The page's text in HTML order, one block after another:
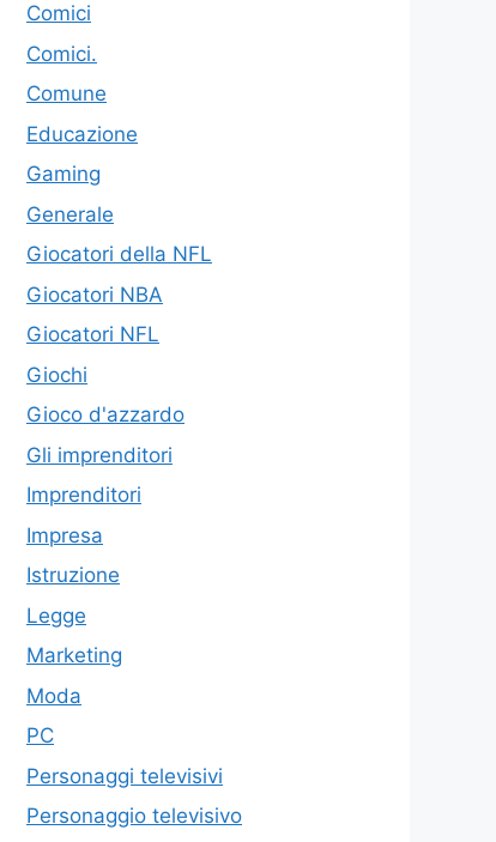
Comici
Comici.
Comune
Educazione
Gaming
Generale
Giocatori della NFL
Giocatori NBA
Giocatori NFL
Giochi
Gioco d'azzardo
Gli imprenditori
Imprenditori
Impresa
Istruzione
Legge
Marketing
Moda
PC
Personaggi televisivi
Personaggio televisivo